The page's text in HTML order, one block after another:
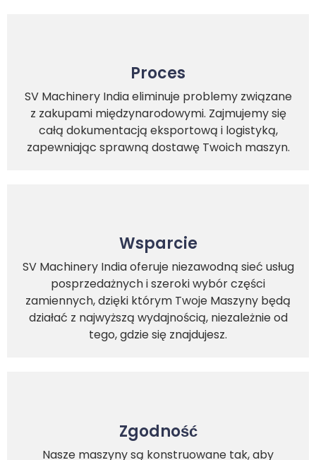
Proces
SV Machinery India eliminuje problemy związane
z zakupami międzynarodowymi. Zajmujemy się
całą dokumentacją eksportową i logistyką,
zapewniając sprawną dostawę Twoich maszyn.
Wsparcie
SV Machinery India oferuje niezawodną sieć usług
posprzedażnych i szeroki wybór części
zamiennych, dzięki którym Twoje Maszyny będą
działać z najwyższą wydajnością, niezależnie od
tego, gdzie się znajdujesz.
Zgodność
Nasze maszyny są konstruowane tak, aby